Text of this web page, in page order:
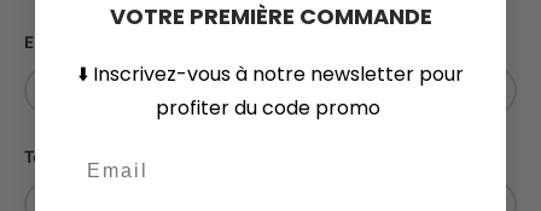
E-mail
Téléphone
VOTRE PREMIÈRE COMMANDE
⬇️ Inscrivez-vousà notre newsletter pour
profiter du code promo